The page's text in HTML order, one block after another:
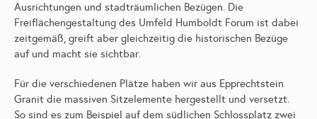
Ausrichtungen und stadträumlichen Bezügen. Die
Freiflächengestaltung des Umfeld Humboldt Forum ist dabei
zeitgemäß, greift aber gleichzeitig die historischen Bezüge
auf und macht sie sichtbar.
Für die verschiedenen Plätze haben wir aus Epprechtstein
Granit die massiven Sitzelemente hergestellt und versetzt.
So sind es zum Beispiel auf dem südlichen Schlossplatz zwei